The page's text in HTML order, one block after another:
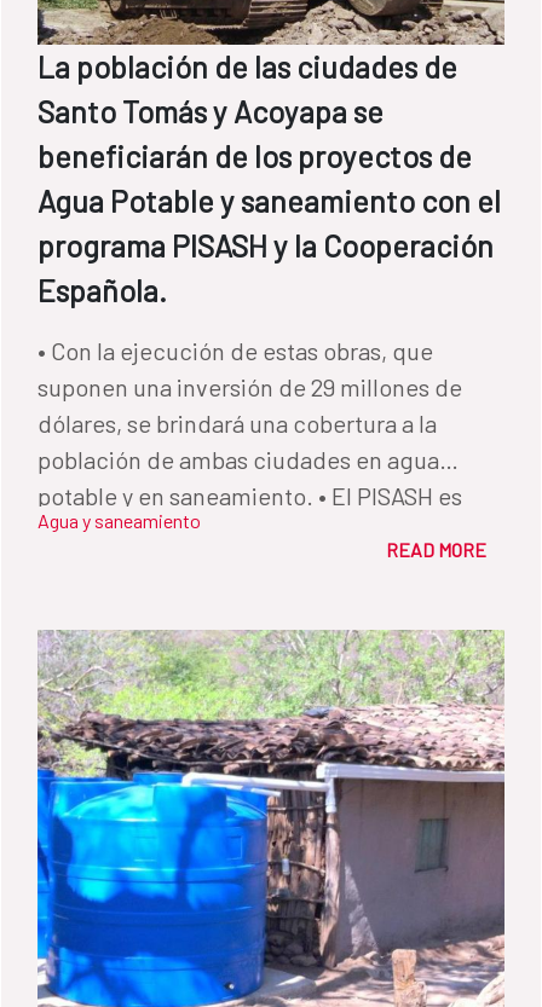
La población de las ciudades de
Santo Tomás y Acoyapa se
beneficiarán de los proyectos de
Agua Potable y saneamiento con el
programa PISASH y la Cooperación
Española.
• Con la ejecución de estas obras, que
suponen una inversión de 29 millones de
dólares, se brindará una cobertura a la
población de ambas ciudades en agua
potable y en saneamiento. • El PISASH es
ejecutado por el Gobierno de Nicaragua a
2014-2019.
Agua y saneamiento
READ MORE